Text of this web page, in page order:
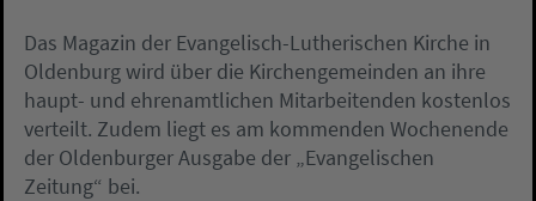
Das Magazin der Evangelisch-Lutherischen Kirche in
Oldenburg wird über die Kirchengemeinden an ihre
haupt- und ehrenamtlichen Mitarbeitenden kostenlos
verteilt. Zudem liegt es am kommenden Wochenende
der Oldenburger Ausgabe der „Evangelischen
Zeitung“ bei.